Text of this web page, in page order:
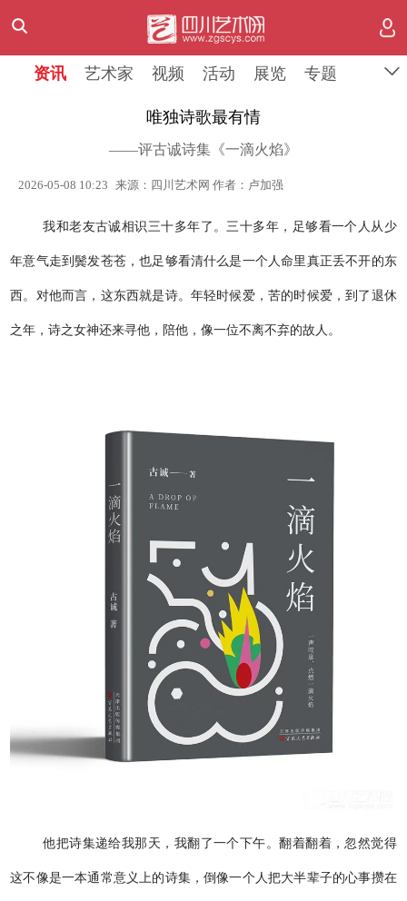
资讯 艺术家 视频 活动 展览 专题
唯独诗歌最有情
——评古诚诗集《一滴火焰》
2026-05-08 10:23 来源：四川艺术网 作者：卢加强
我和老友古诚相识三十多年了。三十多年，足够看一个人从少
年意气走到鬓发苍苍，也足够看清什么是一个人命里真正丢不开的东
西。对他而言，这东西就是诗。年轻时候爱，苦的时候爱，到了退休
之年，诗之女神还来寻他，陪他，像一位不离不弃的故人。
他把诗集递给我那天，我翻了一个下午。翻着翻着，忽然觉得
这不像是一本通常意义上的诗集，倒像一个人把大半辈子的心事攒在